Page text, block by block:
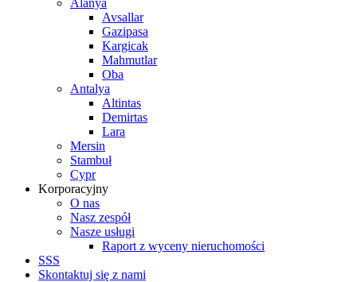
Alanya
Avsallar
Gazipasa
Kargicak
Mahmutlar
Oba
Antalya
Altintas
Demirtas
Lara
Mersin
Stambuł
Cypr
Korporacyjny
O nas
Nasz zespół
Nasze usługi
Raport z wyceny nieruchomości
SSS
Skontaktuj się z nami